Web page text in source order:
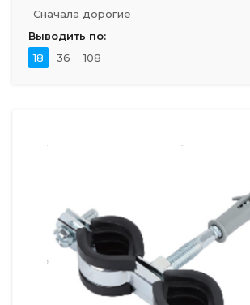
Сначала дорогие
Выводить по:
18
36 108